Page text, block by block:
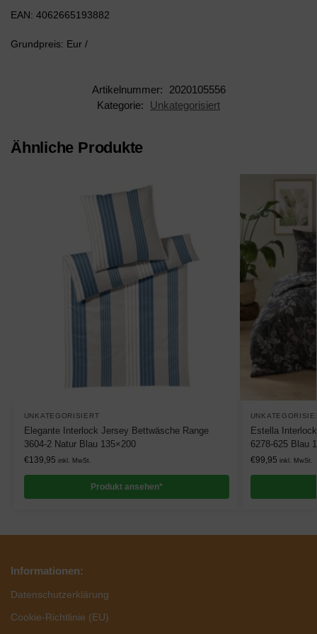
EAN: 4062665193882
Grundpreis: Eur /
Artikelnummer:
2020105556
Kategorie:
Unkategorisiert
Ähnliche Produkte
UNKATEGORISIERT
Elegante Interlock Jersey Bettwäsche Range
3604-2 Natur Blau 135×200
€139,95 inkl. MwSt.
Produkt ansehen*
Estella
6278-625 Blau
€99,95 inkl. MwSt.
Informationen:
Datenschutzerklärung
Cookie-Richtlinie (EU)